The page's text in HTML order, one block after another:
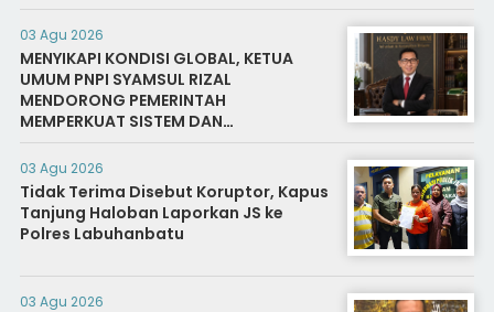
03 Agu 2026
MENYIKAPI KONDISI GLOBAL, KETUA
UMUM PNPI SYAMSUL RIZAL
MENDORONG PEMERINTAH
MEMPERKUAT SISTEM DAN
INFRASTRUKTUR INTELIJEN NEGARA
03 Agu 2026
Tidak Terima Disebut Koruptor, Kapus
Tanjung Haloban Laporkan JS ke
Polres Labuhanbatu
03 Agu 2026